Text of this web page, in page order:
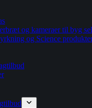
og kameraer til byg
og Science